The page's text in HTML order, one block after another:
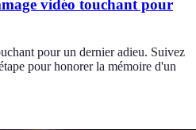
vidéo touchant pour
pour un dernier adieu. Suivez
pour honorer la mémoire d'un